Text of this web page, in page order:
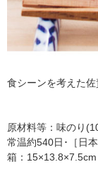
食シーンを考えた佐
原材料等：味のり
常温約540日･［日
箱：